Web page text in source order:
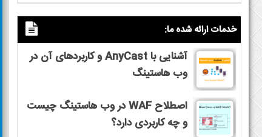
خدمات ارائه شده ما:
آشنایی با AnyCast و کاربردهای آن در
وب هاستینگ
اصطلاح WAF در وب هاستینگ چیست
و چه کاربردی دارد؟